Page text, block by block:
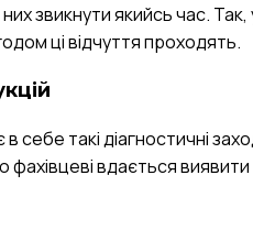
звикнути якийсь час. Так,
ці відчуття проходять.
такі діагностичні
вдається виявити